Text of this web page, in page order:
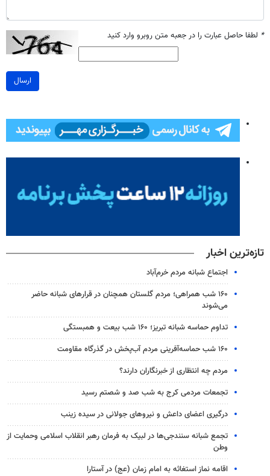
* لطفا حاصل عبارت را در جعبه متن روبرو وارد کنید
ارسال
تازه‌ترین اخبار
اجتماع شبانه مردم خرم‌آباد
۱۶۰ شب همراهی؛ مردم گلستان همچنان در قرارهای شبانه حاضر
می‌شوند
تداوم حماسه شبانه تبریز؛ ۱۶۰ شب بیعت و همبستگی
۱۶۰ شب حماسه‌آفرینی مردم آب‌پخش در گذرگاه مقاومت
مردم چه انتظاری از خبرنگاران دارند؟
تجمعات مردمی کرج به شب صد و شصتم رسید
درگیری اعضای داعش و نیروهای جولانی در سیده زینب
تجمع شبانه سنندجی‌ها در لبیک به فرمان رهبر انقلاب اسلامی وحمایت از
وطن
اقامه نماز استغاثه به امام زمان (عج) در آستارا